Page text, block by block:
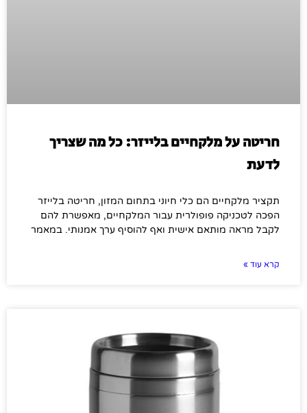
חריטה על מלקחיים בלייזר: כל מה שצריך
לדעת
תקציר מלקחיים הם כלי חיוני בתחום המזון, חריטה בלייזר
הפכה לטכניקה פופולרית עבור המלקחיים, מאפשרת להם
לקבל מראה מותאם אישית ואף להוסיף ערך אמנותי. במאמר
קרא עוד »